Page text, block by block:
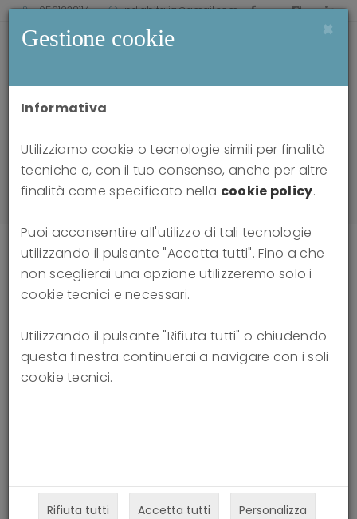
0521238114 pdlabitalia@gmail.com
news
New York City: 4th Biennial ISTFP Conference,
New York City: 4th Biennial ISTFP
Gestione cookie ×
Informativa
Utilizziamo cookie o tecnologie simili per finalità
tecniche e, con il tuo consenso, anche per altre
finalità come specificato nella cookie policy.
Puoi acconsentire all'utilizzo di tali tecnologie
utilizzando il pulsante "Accetta tutti". Fino a che
non sceglierai una opzione utilizzeremo solo i
cookie tecnici e necessari.
Utilizzando il pulsante "Rifiuta tutti" o chiudendo
questa finestra continuerai a navigare con i soli
cookie tecnici.
Rifiuta tutti Accetta tutti Personalizza